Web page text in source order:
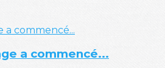
a commencé...